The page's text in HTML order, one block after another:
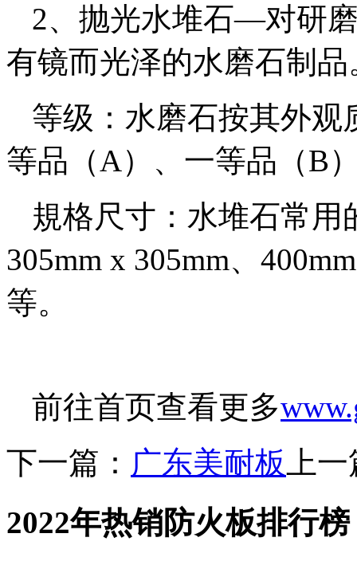
2、抛光水堆石—对研
有镜而光泽的水磨石制品
等级：水磨石按其外观
等品（A）、一等品（B
規格尺寸：水堆石常用
305mm x 305mm、
等。
前往首页查看更多
下一篇： 广东美耐板 上
2022年热销防火板排行榜